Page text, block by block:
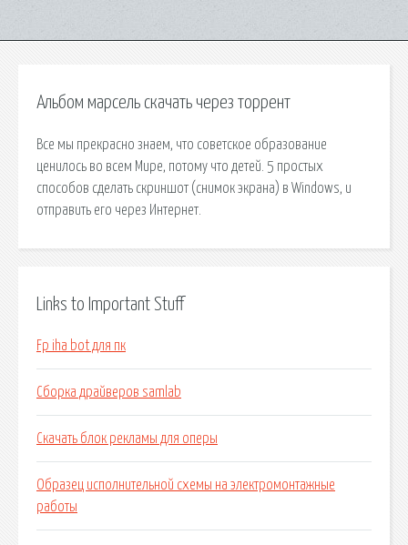
Альбом марсель скачать через торрент
Все мы прекрасно знаем, что советское образование
ценилось во всем Мире, потому что детей. 5 простых
способов сделать скриншот (снимок экрана) в Windows, и
отправить его через Интернет.
Links to Important Stuff
Fp iha bot для пк
Сборка драйверов samlab
Скачать блок рекламы для оперы
Образец исполнительной схемы на электромонтажные
работы